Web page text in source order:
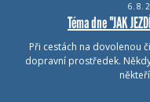
6. 8.
Téma dne "JAK
Při cestách na dovolenou
dopravní prostředek.